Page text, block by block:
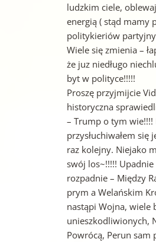
ludzkim ciele,
energią ( stąd mamy
politykieriów
Wiele się zmienia –
że juz niedługo
byt w polityce!!!!!
Proszę przyjmijcie
historyczna
– Trump o tym wie!!!!
przysłuchiwałem się
raz kolejny. Niejako
swój los~!!!!! Upadnie
rozpadnie – Między
prym a Welańskim
nastąpi Wojna, wiele
unieszkodliwionych,
Powrócą, Perun sam